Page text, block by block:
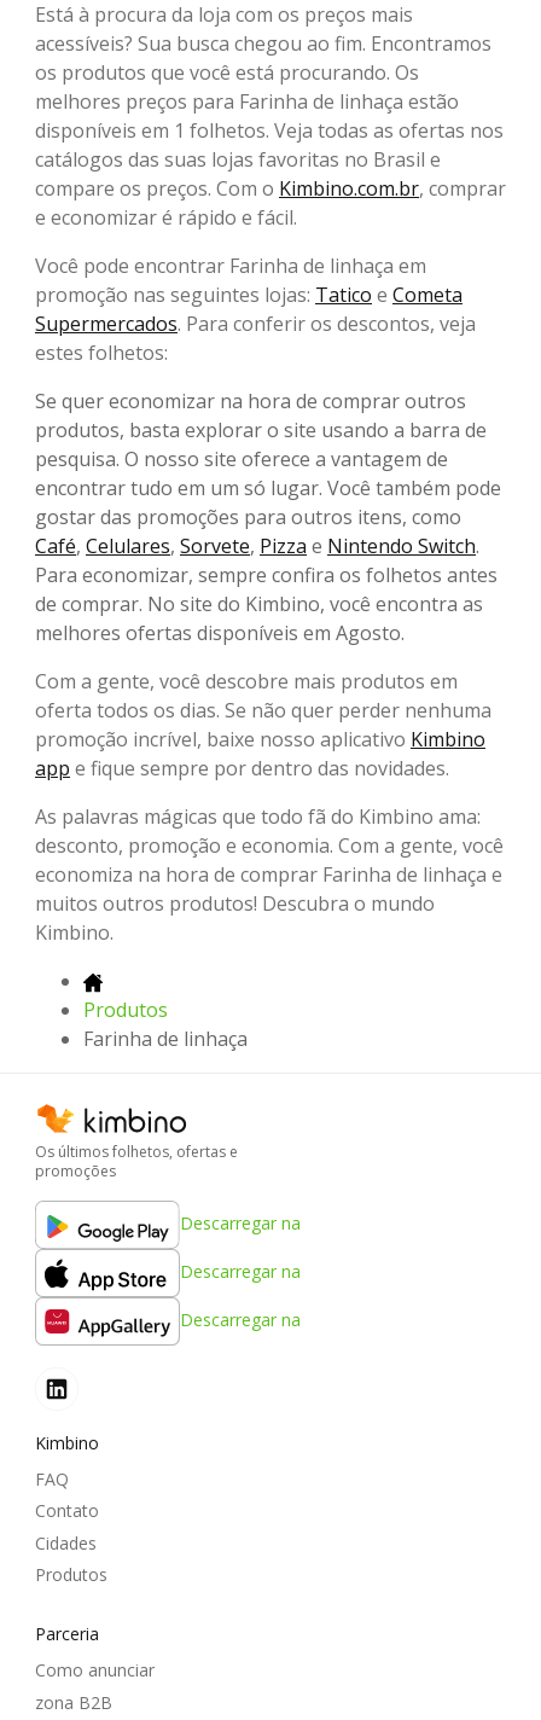
Está à procura da loja com os preços mais
acessíveis? Sua busca chegou ao fim. Encontramos
os produtos que você está procurando. Os
melhores preços para Farinha de linhaça estão
disponíveis em 1 folhetos. Veja todas as ofertas nos
catálogos das suas lojas favoritas no Brasil e
compare os preços. Com o Kimbino.com.br, comprar
e economizar é rápido e fácil.
Você pode encontrar Farinha de linhaça em
promoção nas seguintes lojas: Tatico e Cometa
Supermercados. Para conferir os descontos, veja
estes folhetos:
Se quer economizar na hora de comprar outros
produtos, basta explorar o site usando a barra de
pesquisa. O nosso site oferece a vantagem de
encontrar tudo em um só lugar. Você também pode
gostar das promoções para outros itens, como
Café, Celulares, Sorvete, Pizza e Nintendo Switch.
Para economizar, sempre confira os folhetos antes
de comprar. No site do Kimbino, você encontra as
melhores ofertas disponíveis em Agosto.
Com a gente, você descobre mais produtos em
oferta todos os dias. Se não quer perder nenhuma
promoção incrível, baixe nosso aplicativo Kimbino
app e fique sempre por dentro das novidades.
As palavras mágicas que todo fã do Kimbino ama:
desconto, promoção e economia. Com a gente, você
economiza na hora de comprar Farinha de linhaça e
muitos outros produtos! Descubra o mundo
Kimbino.
Produtos
Farinha de linhaça
Os últimos folhetos, ofertas e
promoções
Descarregar na
Descarregar na
Descarregar na
Kimbino
FAQ
Contato
Cidades
Produtos
Parceria
Como anunciar
zona B2B